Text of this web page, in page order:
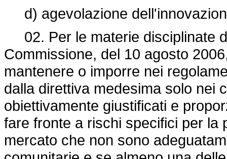
d) agevolazione
02. Per le materie disciplinate
Commissione, del 10 agosto
mantenere o imporre nei
dalla direttiva medesima solo nei
obiettivamente giustificati e
fare fronte a rischi specifici per la
mercato che non sono